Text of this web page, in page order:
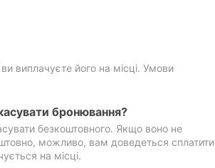
виплачуєте його на місці. Умови
бронювання?
безкоштовного. Якщо воно не
можливо, вам доведеться сплатити
на місці.